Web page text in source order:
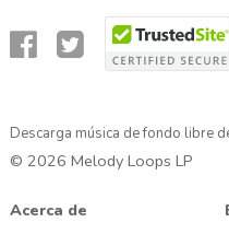
Descarga música de fondo libre
© 2026 Melody Loops LP
Acerca de